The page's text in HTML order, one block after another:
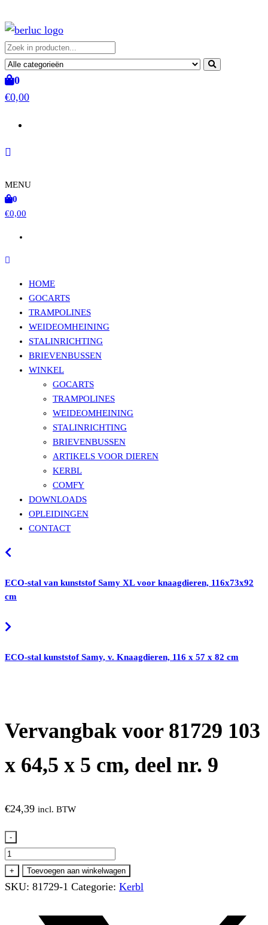
naar
de
inhoud
Berluc
Gocarts – Trampolines – Weideomheining – Stalinrichting
0
€0,00
MENU
0
€0,00
HOME
GOCARTS
TRAMPOLINES
WEIDEOMHEINING
STALINRICHTING
BRIEVENBUSSEN
WINKEL
GOCARTS
TRAMPOLINES
WEIDEOMHEINING
STALINRICHTING
BRIEVENBUSSEN
ARTIKELS VOOR DIEREN
KERBL
COMFY
DOWNLOADS
OPLEIDINGEN
CONTACT
ECO-stal van kunststof Samy XL voor knaagdieren, 116x73x92
cm
ECO-stal kunststof Samy, v. Knaagdieren, 116 x 57 x 82 cm
Vervangbak voor 81729 103
x 64,5 x 5 cm, deel nr. 9
€24,39 incl. BTW
-
Vervangbak
voor
81729
+ Toevoegen aan winkelwagen
SKU: 81729-1 Categorie: Kerbl